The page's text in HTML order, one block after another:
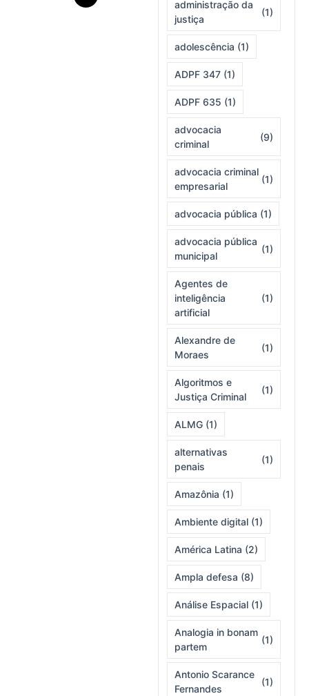
administração da
justiça
(1)
adolescência (1)
ADPF 347 (1)
ADPF 635 (1)
advocacia
criminal
(9)
advocacia criminal
empresarial
(1)
advocacia pública (1)
advocacia pública
municipal
(1)
Agentes de
inteligência
artificial
(1)
Alexandre de
Moraes
(1)
Algoritmos e
Justiça Criminal
(1)
ALMG (1)
alternativas
penais
(1)
Amazônia (1)
Ambiente digital (1)
América Latina (2)
Ampla defesa (8)
Análise Espacial (1)
Analogia in bonam
partem
(1)
Antonio Scarance
Fernandes
(1)